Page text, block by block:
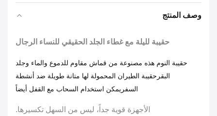
وصف المنتج
حقيبة لليلة مع غطاء الجلد الحقيقي للنساء الرجال
حقيبة النوم هذه مصنوعة من قماش مقاوم للدموع والماء وجلد
البقرحقيبة الطيران المحمولة لها متانة طويلة ضد أنشطة
السفريمكن استخدام السحاب مع القفل أيضاً
الأجهزة قوية جداً، ليس من السهل تكسيرها.